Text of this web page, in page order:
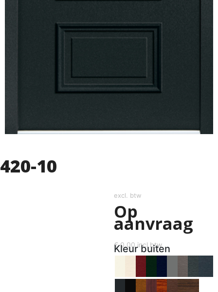
420-10
excl. btw
Op
aanvraag
€0,00 incl btw
Kleur buiten